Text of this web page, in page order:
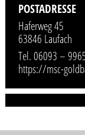
POSTADRESSE
Haferweg 45
63846 Laufach
Tel. 06093 –
https://msc-